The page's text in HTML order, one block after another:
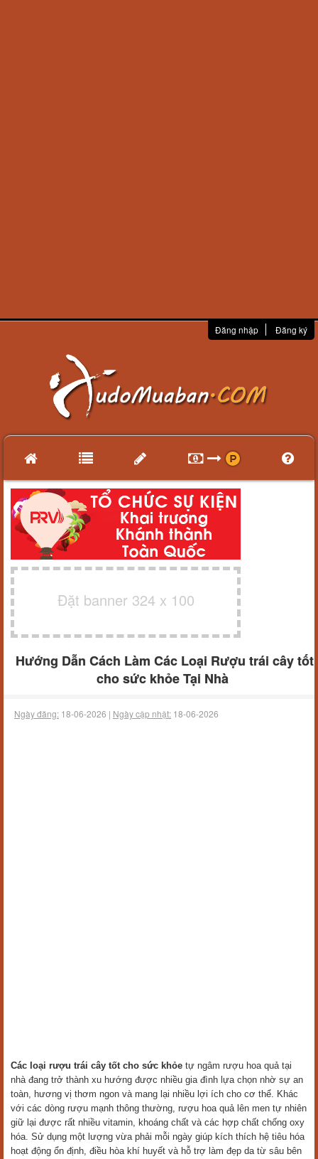
Đăng nhập Đăng ký
Đặt banner 324 x 100
Hướng Dẫn Cách Làm Các Loại Rượu trái cây tốt
cho sức khỏe Tại Nhà
Ngày đăng: 18-06-2026 | Ngày cập nhật: 18-06-2026
Các loại rượu trái cây tốt cho sức khỏe tự ngâm rượu hoa quả tại
nhà đang trở thành xu hướng được nhiều gia đình lựa chọn nhờ sự an
toàn, hương vị thơm ngon và mang lại nhiều lợi ích cho cơ thể. Khác
với các dòng rượu mạnh thông thường, rượu hoa quả lên men tự nhiên
giữ lại được rất nhiều vitamin, khoáng chất và các hợp chất chống oxy
hóa. Sử dụng một lượng vừa phải mỗi ngày giúp kích thích hệ tiêu hóa
hoạt động ổn định, điều hòa khí huyết và hỗ trợ làm đẹp da từ sâu bên